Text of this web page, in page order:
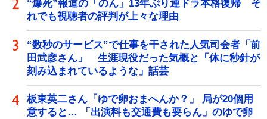
“爆死”報道の「のん」13年ぶり連ドラ本格復帰 そ
れでも視聴者の評判が上々な理由
“数秒のサービス”で仕事を干された人気司会者「前
田武彦さん」 生涯現役だった気概と「体に秒針が
刻み込まれているような」話芸
板東英二さん「ゆで卵おまへんか？」 局が20個用
意すると… 「出演料も交通費も要らん」のゆで卵